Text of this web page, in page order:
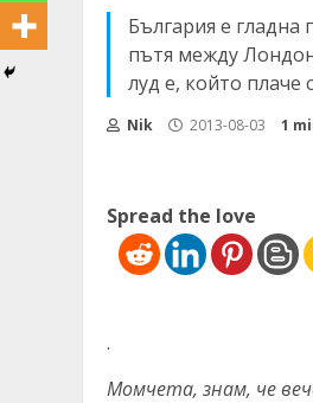
България е гладна
пътя между
луд е, който плаче
Nik 2013-08-03 1
Spread the love
.
Момчета, знам, че